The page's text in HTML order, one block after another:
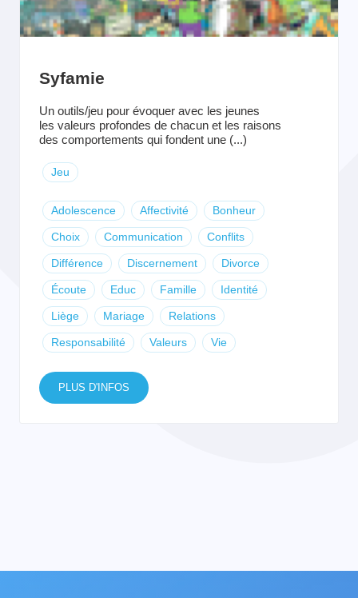
Syfamie
Un outils/jeu pour évoquer avec les jeunes
les valeurs profondes de chacun et les raisons
des comportements qui fondent une (...)
Jeu
Adolescence Affectivité Bonheur
Choix Communication Conflits
Différence Discernement Divorce
Écoute Educ Famille Identité
Liège Mariage Relations
Responsabilité Valeurs Vie
PLUS D'INFOS